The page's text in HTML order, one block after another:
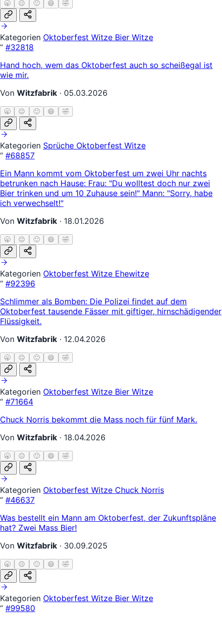
🥱 😐 🙂 😄 🤣
Kategorien Oktoberfest Witze Bier Witze
“ #32818
Hand hoch, wem das Oktoberfest auch so scheißegal ist
wie mir.
Von Witzfabrik · 05.03.2026
🥱 😐 🙂 😄 🤣
Kategorien Sprüche Oktoberfest Witze
“ #68857
Ein Mann kommt vom Oktoberfest um zwei Uhr nachts
betrunken nach Hause: Frau: "Du wolltest doch nur zwei
Bier trinken und um 10 Zuhause sein!" Mann: "Sorry, habe
ich verwechselt!"
Von Witzfabrik · 18.01.2026
🥱 😐 🙂 😄 🤣
Kategorien Oktoberfest Witze Ehewitze
“ #92396
Schlimmer als Bomben: Die Polizei findet auf dem
Oktoberfest tausende Fässer mit giftiger, hirnschädigender
Flüssigkeit.
Von Witzfabrik · 12.04.2026
🥱 😐 🙂 😄 🤣
Kategorien Oktoberfest Witze Bier Witze
“ #71664
Chuck Norris bekommt die Mass noch für fünf Mark.
Von Witzfabrik · 18.04.2026
🥱 😐 🙂 😄 🤣
Kategorien Oktoberfest Witze Chuck Norris
“ #46637
Was bestellt ein Mann am Oktoberfest, der Zukunftspläne
hat? Zwei Mass Bier!
Von Witzfabrik · 30.09.2025
🥱 😐 🙂 😄 🤣
Kategorien Oktoberfest Witze Bier Witze
“ #99580